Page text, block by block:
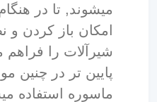
میشوند, تا در
امکان باز کردن
شیرآلات را فراهم
پایین تر در چنین
ماسوره استفاده